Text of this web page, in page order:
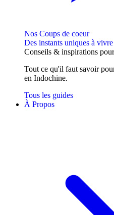
Nos Coups de coeur
Des instants uniques à vivre
Conseils & inspirations
Tout ce qu'il faut savoir
en Indochine.
Tous les guides
À Propos